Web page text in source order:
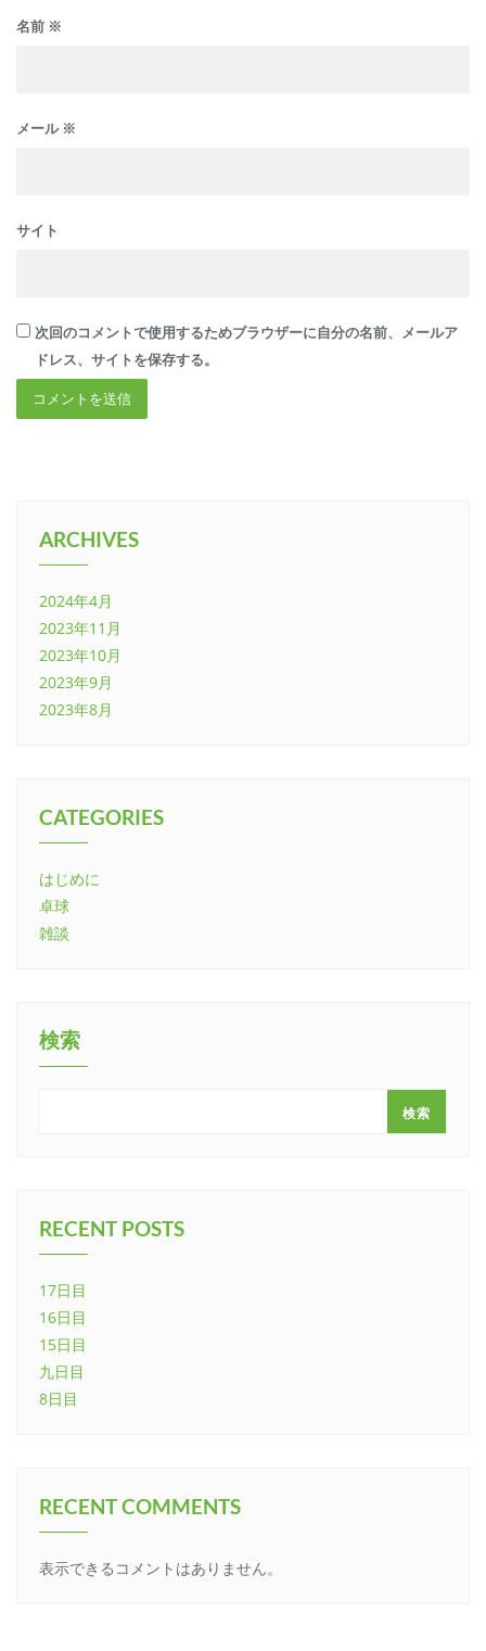
名前 ※
メール ※
サイト
次回のコメントで使用するためブラウザーに自分の名前、メールア
ドレス、サイトを保存する。
ARCHIVES
2024年4月
2023年11月
2023年10月
2023年9月
2023年8月
CATEGORIES
はじめに
卓球
雑談
検索
検索
RECENT POSTS
17日目
16日目
15日目
九日目
8日目
RECENT COMMENTS
表示できるコメントはありません。